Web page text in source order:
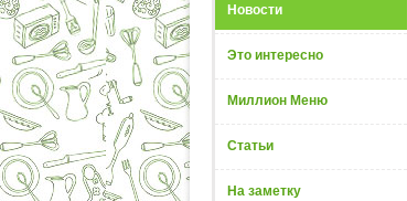
Новости
Это интересно
Миллион Меню
Статьи
На заметку